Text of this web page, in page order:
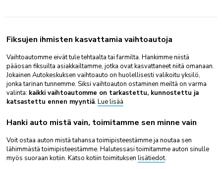
Fiksujen ihmisten kasvattamia vaihtoautoja
Vaihtoautomme eivät tule tehtaalta tai farmilta. Hankimme niistä
pääosan fiksuilta asiakkailtamme, jotka ovat kasvattaneet niitä omanaan.
Jokainen Autokeskuksen vaihtoauto on huolellisesti valikoitu yksilö,
jonka tarinan tunnemme. Siksi vaihtoauton ostaminen meiltä on varma
valinta: kaikki vaihtoautomme on tarkastettu, kunnostettu ja
katsastettu ennen myyntiä. Lue lisää
Hanki auto mistä vain, toimitamme sen minne vain
Voit ostaa auton mistä tahansa toimipisteestämme ja noutaa sen
lähimmästä toimipisteestämme. Halutessasi toimitamme auton sinulle
myös suoraan kotiin. Katso kotiin toimituksen lisätiedot.